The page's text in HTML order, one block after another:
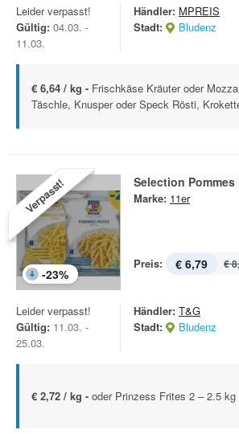
Leider verpasst!
Gültig: 04.03. -
11.03.
Händler: MPREIS
Stadt:
Bludenz
€ 6,64 / kg - Frischkäse Kräuter oder
Täschle, Knusper oder Speck Rösti,
Verpasst!
-23%
Selection Pommes
Marke: 11er
Preis: € 6,79 €
Leider verpasst!
Gültig: 11.03. -
25.03.
Händler: T&G
Stadt:
Bludenz
€ 2,72 / kg - oder Prinzess Frites 2 – 2.5 kg